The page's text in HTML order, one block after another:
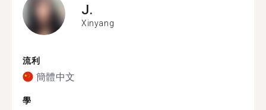
J.
Xinyang
流利
簡體中文
學